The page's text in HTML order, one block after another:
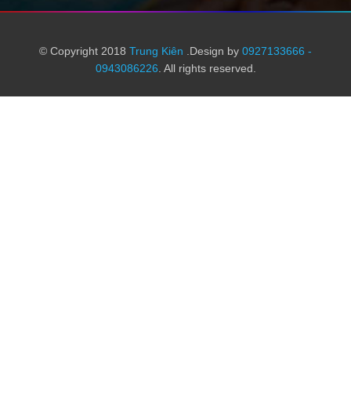
© Copyright 2018 Trung Kiên .Design by 0927133666 -
0943086226 . All rights reserved.